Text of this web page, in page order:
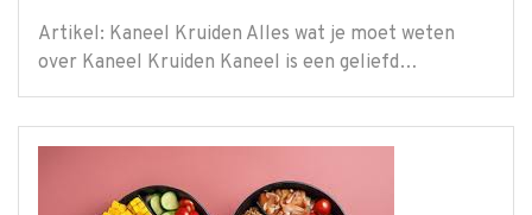
Artikel: Kaneel Kruiden Alles wat je moet weten
over Kaneel Kruiden Kaneel is een geliefd…